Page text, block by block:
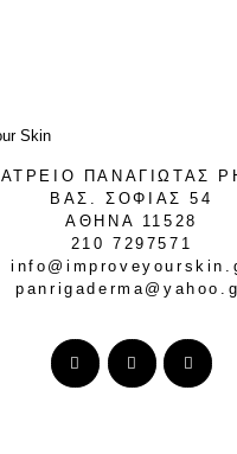
ΙΑΤΡΕΙΟ ΠΑΝΑΓΙΩΤΑΣ
ΒΑΣ. ΣΟΦΙΑΣ 54
ΑΘΗΝΑ 11528
210 7297571